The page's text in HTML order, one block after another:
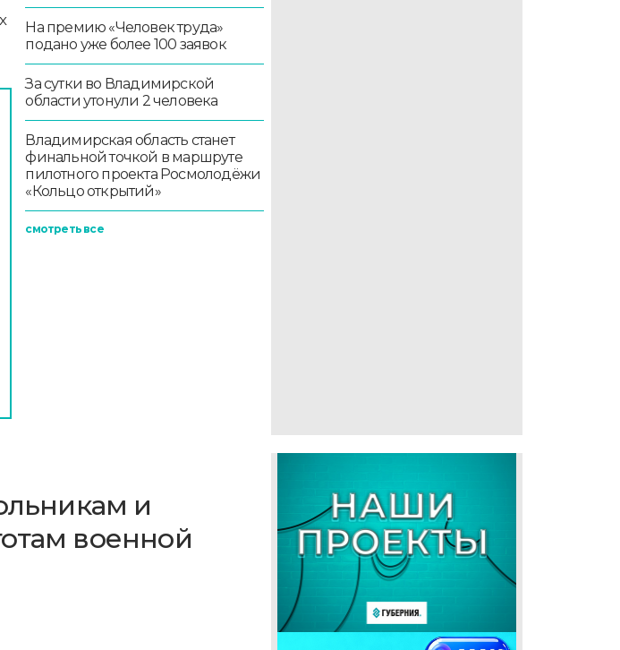
На премию «Человек труда»
подано уже более 100 заявок
За сутки во Владимирской
области утонули 2 человека
Владимирская область станет
финальной точкой в маршруте
пилотного проекта Росмолодёжи
«Кольцо открытий»
смотреть все
и
военной